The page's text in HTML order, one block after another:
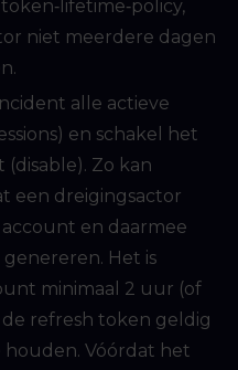
niet meerdere dagen
alle actieve
en schakel het
Zo kan
een dreigingsactor
en daarmee
Het is
minimaal 2 uur (of
refresh token geldig
Vóórdat het